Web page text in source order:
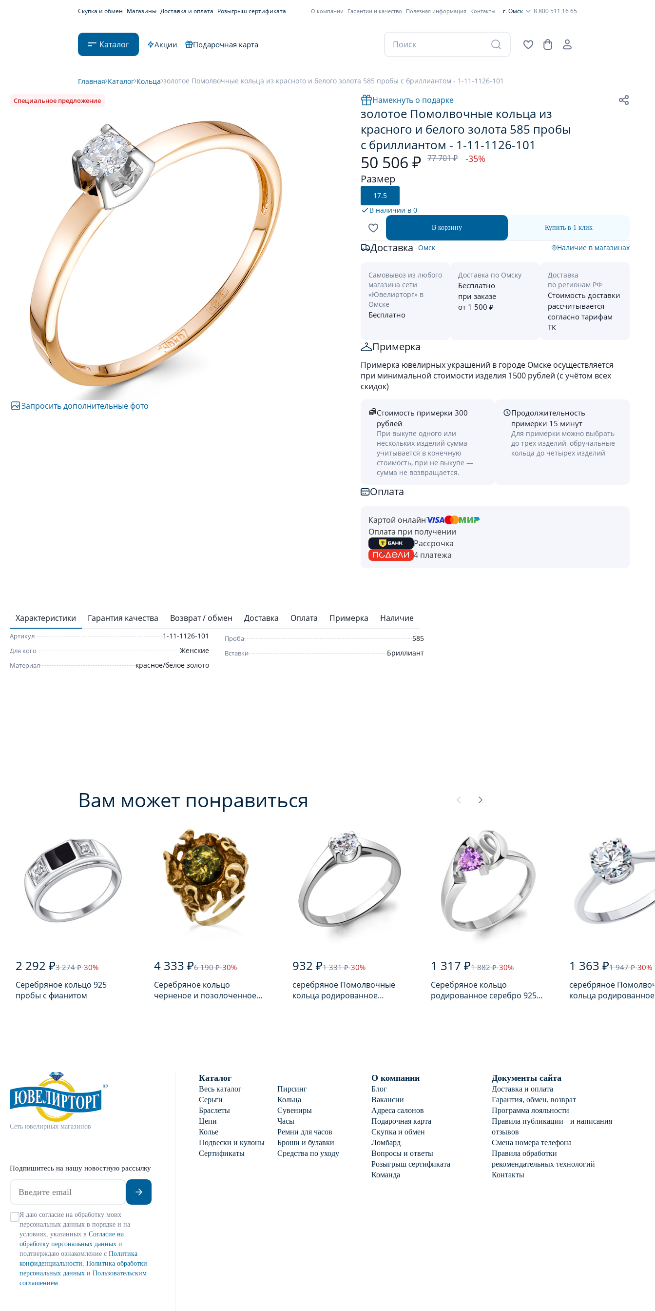
Скупка и обмен Магазины Доставка и оплата Розыгрыш сертификата О компании Гарантии и качество Полезная информация Контакты г. Омск 8 800 511 16 65
Каталог Акции Подарочная карта
Главная Каталог Кольца золотое Помолвочные кольца из красного и белого золота 585 пробы с бриллиантом - 1-11-1126-101
Специальное предложение
Запросить дополнительные фото
Намекнуть о подарке
золотое Помолвочные кольца из
красного и белого золота 585 пробы
с бриллиантом - 1-11-1126-101
50 506 ₽ 77 701 ₽ -35%
Размер
17.5
В наличии в 0
В корзину Купить в 1 клик
Доставка Омск Наличие в магазинах
Самовывоз из любого
магазина сети
«Ювелирторг» в
Омске
Бесплатно
Доставка по Омску
Бесплатно
при заказе
от 1 500 ₽
Доставка
по регионам РФ
Стоимость доставки
рассчитывается
согласно тарифам
ТК
Примерка
Примерка ювелирных украшений в городе Омске осуществляется
при минимальной стоимости изделия 1500 рублей (с учётом всех
скидок)
Стоимость примерки 300
рублей
При выкупе одного или
нескольких изделий сумма
учитывается в конечную
стоимость, при не выкупе —
сумма не возвращается.
Продолжительность
примерки 15 минут
Для примерки можно выбрать
до трех изделий, обручальные
кольца до четырех изделий
Оплата
Картой онлайн
Оплата при получении
Рассрочка
4 платежа
Характеристики Гарантия качества Возврат / обмен Доставка Оплата Примерка Наличие
Артикул 1-11-1126-101
Для кого Женские
Материал красное/белое золото
Проба 585
Вставки Бриллиант
Вам может понравиться
2 292 ₽3 274 ₽-30%
Серебряное кольцо 925
пробы с фианитом
4 333 ₽6 190 ₽-30%
Серебряное кольцо
черненое и позолоченное
932 ₽1 331 ₽-30%
серебряное Помолвочные
кольца родированное
1 317 ₽1 882 ₽-30%
Серебряное кольцо
родированное серебро 925
1 363 ₽1 947 ₽-30%
серебряное
кольца родированное
Сеть ювелирных магазинов
Подпишитесь на нашу новостную рассылку
Я даю согласие на обработку моих
персональных данных в порядке и на
условиях, указанных в Согласие на
обработку персональных данных и
подтверждаю ознакомление с Политика
конфиденциальности, Политика обработки
персональных данных и Пользовательским
соглашением
Каталог
Весь каталог
Пирсинг
Серьги
Кольца
Браслеты
Сувениры
Цепи
Часы
Колье
Ремни для часов
Подвески и кулоны
Броши и булавки
Сертификаты
Средства по уходу
О компании
Блог
Вакансии
Адреса салонов
Подарочная карта
Скупка и обмен
Ломбард
Вопросы и ответы
Розыгрыш сертификата
Команда
Документы сайта
Доставка и оплата
Гарантия, обмен, возврат
Программа лояльности
Правила публикации и написания
отзывов
Смена номера телефона
Правила обработки
рекомендательных технологий
Контакты